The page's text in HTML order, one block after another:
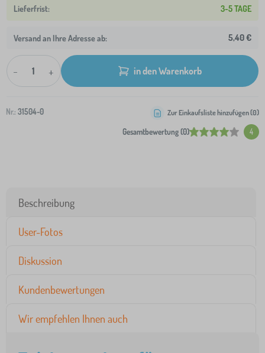
3-5 TAGE
Versand an Ihre Adresse ab: 5,40 €
- + in den Warenkorb
Nr.: 31504-0
Gesamtbewertung (0) 4
Zur Einkaufsliste hinzufügen (0)
Beschreibung
User-Fotos
Diskussion
Kundenbewertungen
Wir empfehlen Ihnen auch